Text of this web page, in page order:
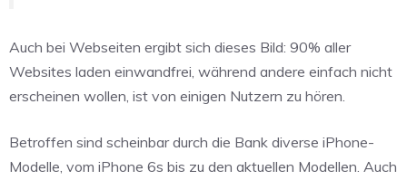
Auch bei Webseiten ergibt sich dieses Bild: 90% aller
Websites laden einwandfrei, während andere einfach nicht
erscheinen wollen, ist von einigen Nutzern zu hören.
Betroffen sind scheinbar durch die Bank diverse iPhone-
Modelle, vom iPhone 6s bis zu den aktuellen Modellen. Auch